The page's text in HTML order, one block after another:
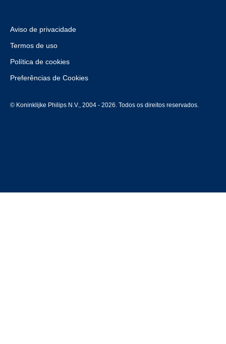
Aviso de privacidade
Termos de uso
Política de cookies
Preferências de Cookies
© Koninklijke Philips N.V., 2004 - 2026. Todos os direitos reservados.